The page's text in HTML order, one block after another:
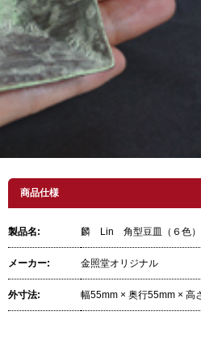
商品仕様
製品名: 麟 Lin 角型豆皿（６色）
メーカー: 金照堂オリジナル
外寸法: 幅55mm × 奥行55mm × 高